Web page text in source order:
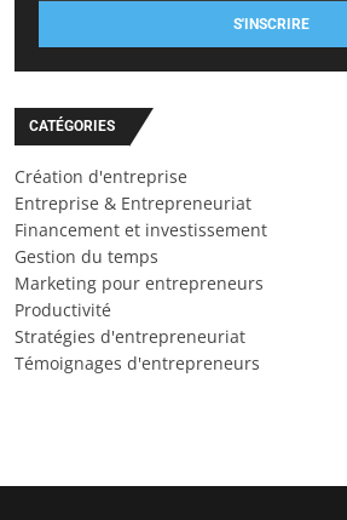
S'INSCRIRE
CATÉGORIES
Création d'entreprise
Entreprise & Entrepreneuriat
Financement et investissement
Gestion du temps
Marketing pour entrepreneurs
Productivité
Stratégies d'entrepreneuriat
Témoignages d'entrepreneurs